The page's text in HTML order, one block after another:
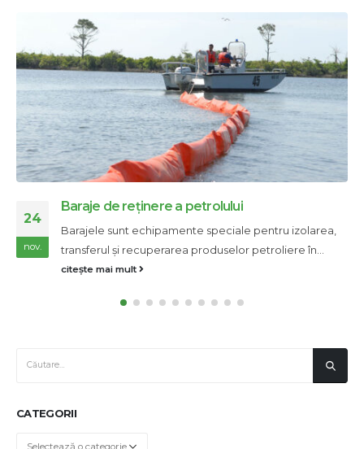
24
nov.
Baraje de reținere a petrolului
Barajele sunt echipamente speciale pentru izolarea,
transferul și recuperarea produselor petroliere în...
citește mai mult
CATEGORII
Categorii